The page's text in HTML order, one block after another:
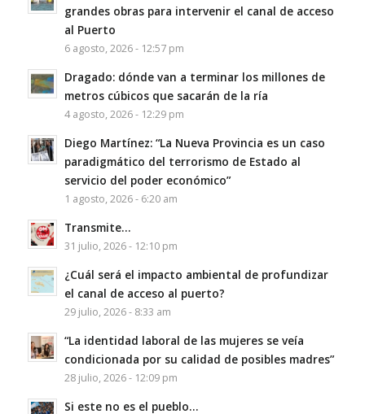
grandes obras para intervenir el canal de acceso
al Puerto
6 agosto, 2026 - 12:57 pm
Dragado: dónde van a terminar los millones de
metros cúbicos que sacarán de la ría
4 agosto, 2026 - 12:29 pm
Diego Martínez: “La Nueva Provincia es un caso
paradigmático del terrorismo de Estado al
servicio del poder económico”
1 agosto, 2026 - 6:20 am
Transmite…
31 julio, 2026 - 12:10 pm
¿Cuál será el impacto ambiental de profundizar
el canal de acceso al puerto?
29 julio, 2026 - 8:33 am
“La identidad laboral de las mujeres se veía
condicionada por su calidad de posibles madres”
28 julio, 2026 - 12:09 pm
Si este no es el pueblo…